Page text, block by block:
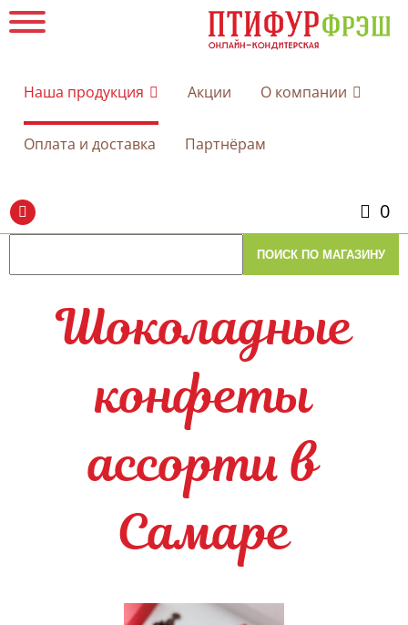
Наша продукция Акции О компании
Оплата и доставка Партнёрам
0
Шоколадные
конфеты
ассорти в
Самаре